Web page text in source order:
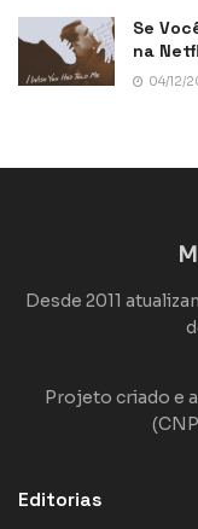
Se
na
04/12/
Desde 2011
Projeto criado e
Editorias